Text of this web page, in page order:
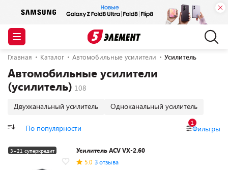
Главная Каталог Автомобильные усилители Усилитель
Автомобильные усилители
(усилитель)
Двухканальный усилитель Одноканальный усилитель
По популярности Фильтры
1
3+21 суперкредит
Усилитель ACV VX-2.60
5.0 3 отзыва